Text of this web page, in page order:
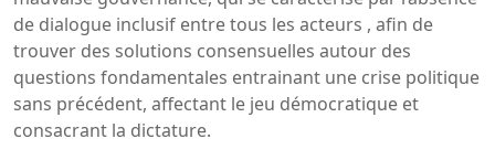
de dialogue inclusif entre tous les acteurs , afin de
trouver des solutions consensuelles autour des
questions fondamentales entrainant une crise politique
sans précédent, affectant le jeu démocratique et
consacrant la dictature.